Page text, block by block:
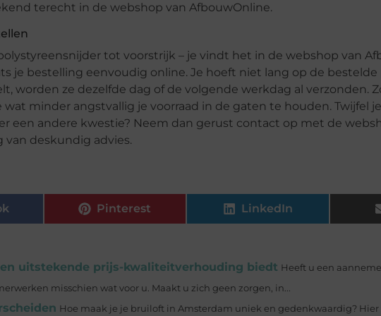
terecht in de webshop van AfbouwOnline.
tot voorstrijk – je vindt het in de webshop van
je bestelling eenvoudig online. Je hoeft niet lang op de
worden ze dezelfde dag of de volgende werkdag al verzonden.
minder angstvallig je voorraad in de gaten te houden. Twijfel
een andere kwestie? Neem dan gerust contact op met de
van deskundig advies.
Pinterest LinkedIn
uitstekende prijs-kwaliteitverhouding biedt Heeft u een
misschien wat voor u. Maakt u zich geen zorgen, in...
Hoe maak je je bruiloft in Amsterdam uniek en gedenkwaardig?